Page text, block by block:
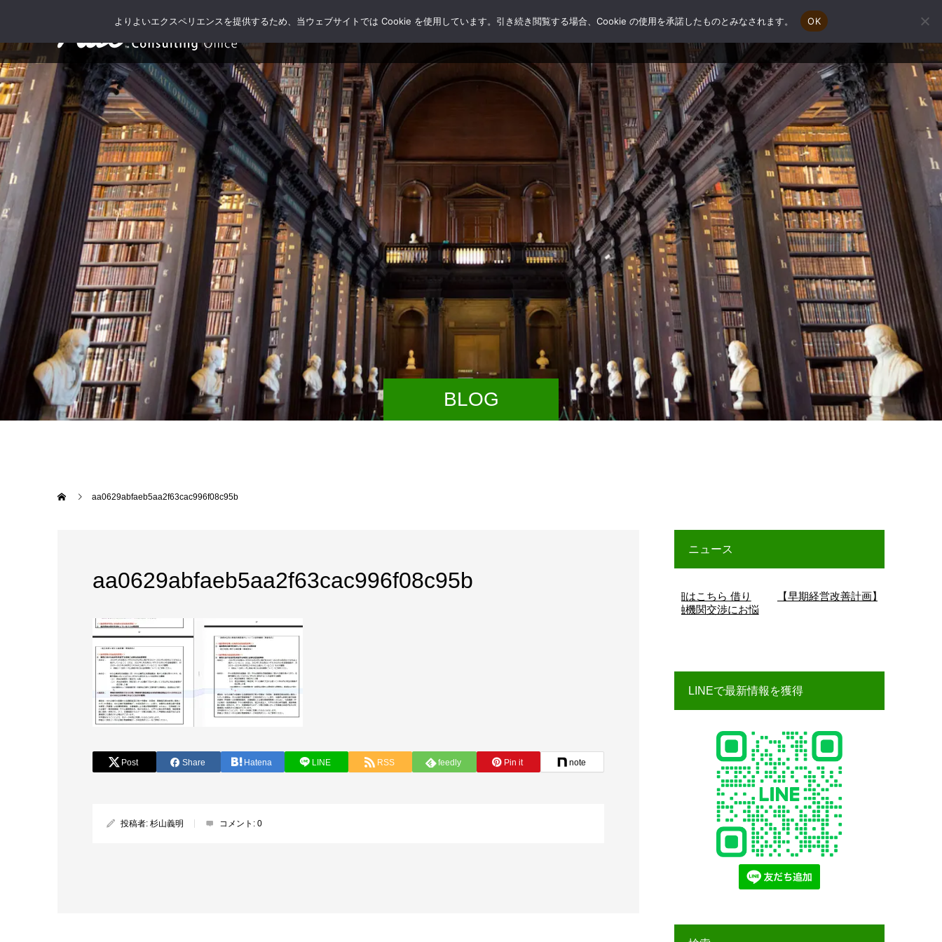
お問い合わせ
BLOG
aa0629abfaeb5aa2f63cac996f08c95b
aa0629abfaeb5aa2f63cac996f08c95b
Post Share Hatena LINE RSS feedly Pin it note
投稿者: 杉山義明 コメント: 0
ニュース
【早期経営改善計画】詳細はこちら
LINEで最新情報を獲得
よりよいエクスペリエンスを提供するため、当ウェブサイトでは Cookie を使用しています。引き続き閲覧する場合、Cookie の使用を承諾したものとみなされます。 OK